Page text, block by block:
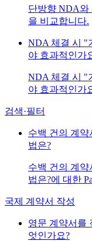
단방향 NDA와
을 비교합니다.
NDA 체결 시 "
야 효과적인가
NDA 체결 시 "
야 효과적인가
검색·필터
수백 건의 계
법은?
수백 건의 계
법은?에 대한
국제 계약서 작성
영문 계약서를
엇인가요?